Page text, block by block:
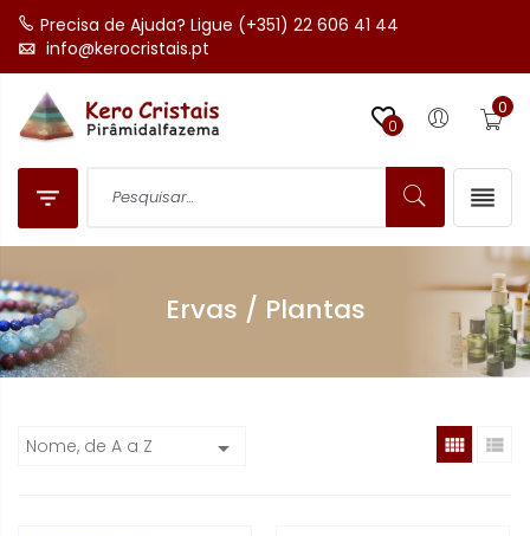
Precisa de Ajuda? Ligue (+351) 22 606 41 44
info@kerocristais.pt
0

0
 
Ervas / Plantas
 
Nome, de A a Z 